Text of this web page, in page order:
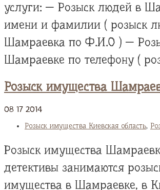
услуги: — Розыск людей в
имени и фамилии ( розыск
Шамраевка по Ф.И.О ) —
Шамраевке по телефону (
Розыск имущества
08 17 2014
Розыск имущества Киевская область,
Розыск имущества
детективы занимаются
имущества в Шамраевке, в